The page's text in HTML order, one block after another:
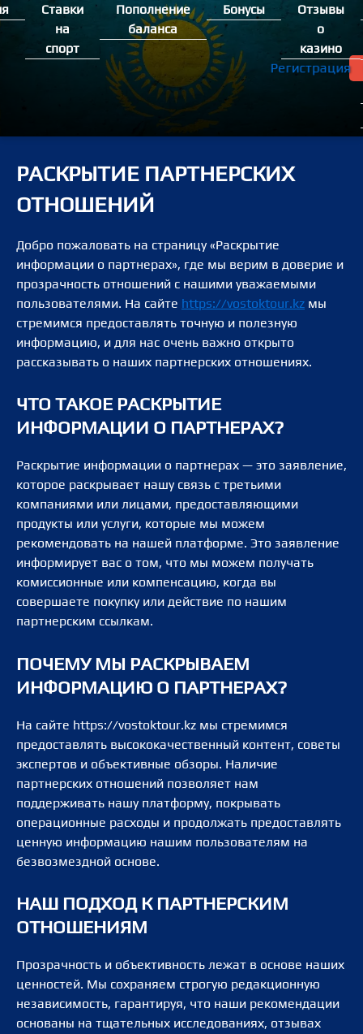
Перейти
содержимому
Ставки
на
спорт
Пополнение
баланса
Бонусы
Отзывы
о
казино
Регистрация
РАСКРЫТИЕ ПАРТНЕРСКИХ
ОТНОШЕНИЙ
Добро пожаловать на страницу «Раскрытие
информации о партнерах», где мы верим в доверие и
прозрачность отношений с нашими уважаемыми
пользователями. На сайте https://vostoktour.kz мы
стремимся предоставлять точную и полезную
информацию, и для нас очень важно открыто
рассказывать о наших партнерских отношениях.
ЧТО ТАКОЕ РАСКРЫТИЕ
ИНФОРМАЦИИ О ПАРТНЕРАХ?
Раскрытие информации о партнерах — это заявление,
которое раскрывает нашу связь с третьими
компаниями или лицами, предоставляющими
продукты или услуги, которые мы можем
рекомендовать на нашей платформе. Это заявление
информирует вас о том, что мы можем получать
комиссионные или компенсацию, когда вы
совершаете покупку или действие по нашим
партнерским ссылкам.
ПОЧЕМУ МЫ РАСКРЫВАЕМ
ИНФОРМАЦИЮ О ПАРТНЕРАХ?
На сайте https://vostoktour.kz мы стремимся
предоставлять высококачественный контент, советы
экспертов и объективные обзоры. Наличие
партнерских отношений позволяет нам
поддерживать нашу платформу, покрывать
операционные расходы и продолжать предоставлять
ценную информацию нашим пользователям на
безвозмездной основе.
НАШ ПОДХОД К ПАРТНЕРСКИМ
ОТНОШЕНИЯМ
Прозрачность и объективность лежат в основе наших
ценностей. Мы сохраняем строгую редакционную
независимость, гарантируя, что наши рекомендации
основаны на тщательных исследованиях, отзывах